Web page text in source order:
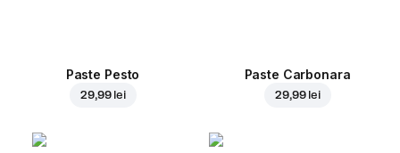
Paste Pesto
29,99 lei
Paste Carbonara
29,99 lei